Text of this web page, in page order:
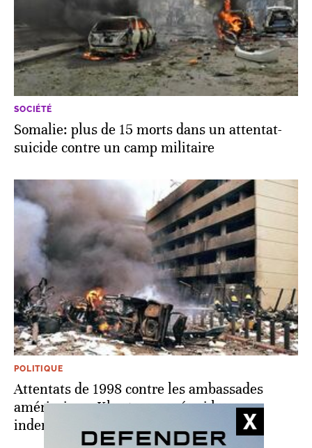
SOCIÉTÉ
Somalie: plus de 15 morts dans un attentat-
suicide contre un camp militaire
POLITIQUE
Attentats de 1998 contre les ambassades
américaines: Khartoum a réuni les
indemnités que réclame Washington